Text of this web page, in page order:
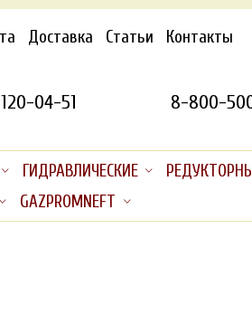
Доставка Статьи Контакты
04-51 8-800-
ГИДРАВЛИЧЕСКИЕ
GAZPROMNEFT